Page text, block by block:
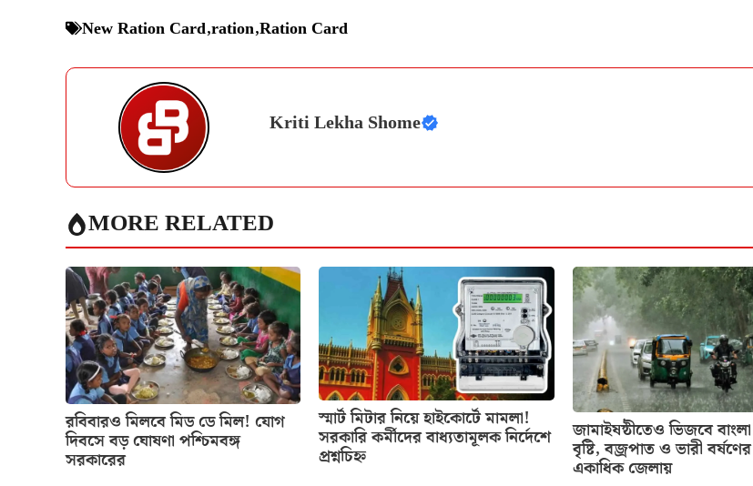
New Ration Card,ration,Ration Card
Kriti Lekha Shome
MORE RELATED
রবিবারও মিলবে মিড ডে মিল! যোগ
দিবসে বড় ঘোষণা পশ্চিমবঙ্গ
সরকারের
স্মার্ট মিটার নিয়ে হাইকোর্টে মামলা!
সরকারি কর্মীদের বাধ্যতামূলক নির্দেশে
প্রশ্নচিহ্ন
জামাইষষ্ঠীতেও ভিজবে
বৃষ্টি, বজ্রপাত ও ভারী
একাধিক জেলায়